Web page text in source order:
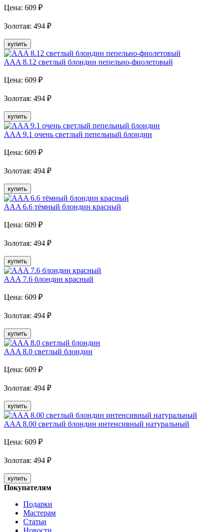
Цена: 609 ₽
Золотая: 494 ₽
купить
AAA 8.12 светлый блондин пепельно-фиолетовый
Цена: 609 ₽
Золотая: 494 ₽
купить
AAA 9.1 очень светлый пепельный блондин
Цена: 609 ₽
Золотая: 494 ₽
купить
AAA 6.6 тёмный блондин красный
Цена: 609 ₽
Золотая: 494 ₽
купить
AAA 7.6 блондин красный
Цена: 609 ₽
Золотая: 494 ₽
купить
AAA 8.0 светлый блондин
Цена: 609 ₽
Золотая: 494 ₽
купить
AAA 8.00 светлый блондин интенсивный натуральный
Цена: 609 ₽
Золотая: 494 ₽
купить
Покупателям
Подарки
Мастерам
Статьи
Новости